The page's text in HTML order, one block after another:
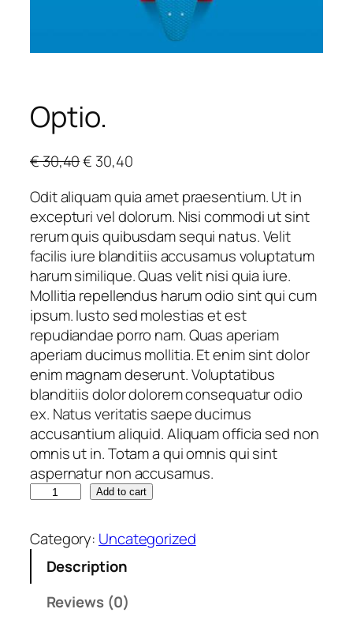
Optio.
€30,40O
i
g
i
n
a
l
p
r
i
c
e
w
a
s
:
€
3
0
,
4
€ 30,40C
r
r
e
n
t
p
r
i
c
e
i
s
:
€
3
,
Odit aliquam quia amet praesentium. Ut in
excepturi vel dolorum. Nisi commodi ut sint
rerum quis quibusdam sequi natus. Velit
facilis iure blanditiis accusamus voluptatum
harum similique. Quas velit nisi quia iure.
Mollitia repellendus harum odio sint qui cum
ipsum. Iusto sed molestias et est
repudiandae porro nam. Quas aperiam
aperiam ducimus mollitia. Et enim sint dolor
enim magnam deserunt. Voluptatibus
blanditiis dolor dolorem consequatur odio
ex. Natus veritatis saepe ducimus
accusantium aliquid. Aliquam officia sed non
omnis ut in. Totam a qui omnis qui sint
aspernatur non accusamus.
t
i
Add to cart
Category: Uncategorized
Description
Reviews (0)